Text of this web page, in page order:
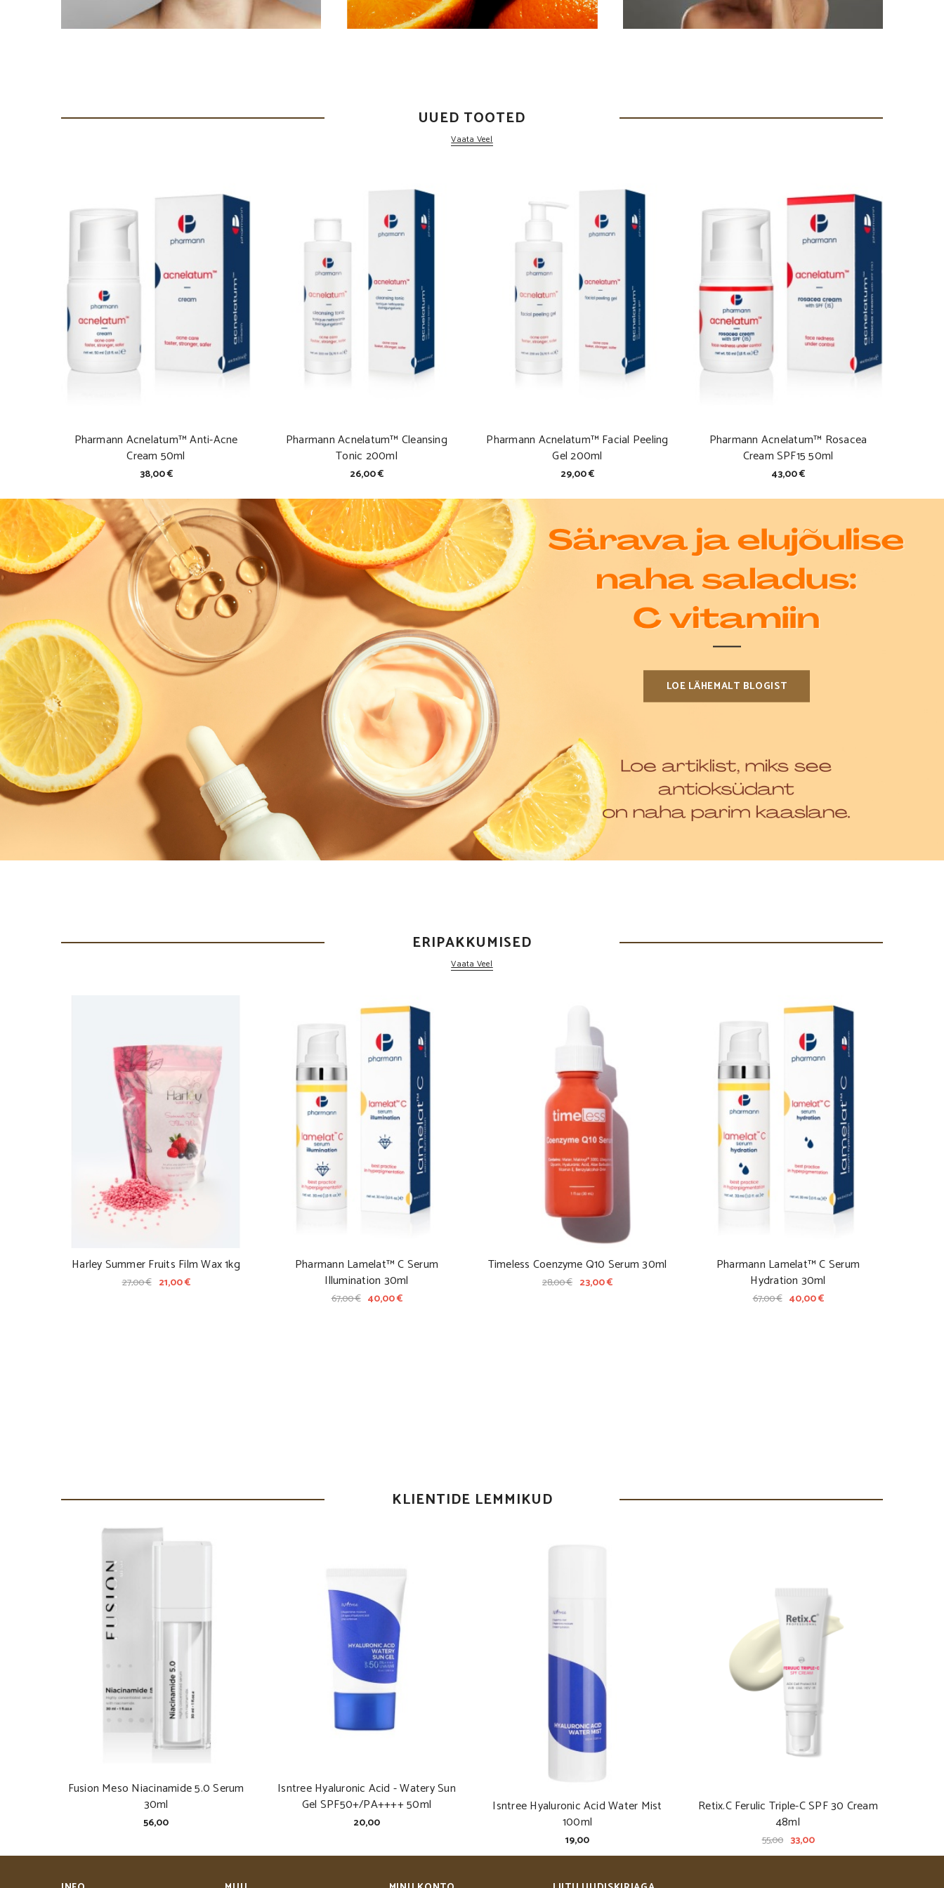
UUED TOOTED
Vaata Veel
Pharmann Acnelatum™ Anti-Acne
Cream 50ml
38,00 €
Pharmann Acnelatum™ Cleansing
Tonic 200ml
26,00 €
Pharmann Acnelatum™ Facial Peeling
Gel 200ml
29,00 €
Pharmann Acnelatum™ Rosacea
Cream SPF15 50ml
43,00 €
LOE LÄHEMALT BLOGIST
ERIPAKKUMISED
Vaata Veel
Harley Summer Fruits Film Wax 1kg
27,00 € 21,00 €
Pharmann Lamelat™ C Serum
Illumination 30ml
67,00 € 40,00 €
Timeless Coenzyme Q10 Serum 30ml
28,00 € 23,00 €
Pharmann Lamelat™ C Serum
Hydration 30ml
67,00 € 40,00 €
KLIENTIDE LEMMIKUD
Fusion Meso Niacinamide 5.0 Serum
30ml
56,00
Isntree Hyaluronic Acid - Watery Sun
Gel SPF50+/PA++++ 50ml
20,00
Isntree Hyaluronic Acid Water Mist
100ml
19,00
Retix.C Ferulic Triple-C SPF 30 Cream
48ml
55,00 33,00